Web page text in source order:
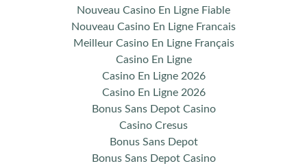
Nouveau Casino En Ligne Fiable
Nouveau Casino En Ligne Francais
Meilleur Casino En Ligne Français
Casino En Ligne
Casino En Ligne 2026
Casino En Ligne 2026
Bonus Sans Depot Casino
Casino Cresus
Bonus Sans Depot
Bonus Sans Depot Casino